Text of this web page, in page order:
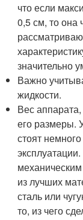
что если
0,5 см, то она
значительно
Важно
жидкости.
Вес
его размеры.
стоят
из лучших
сталь или
то, из чего